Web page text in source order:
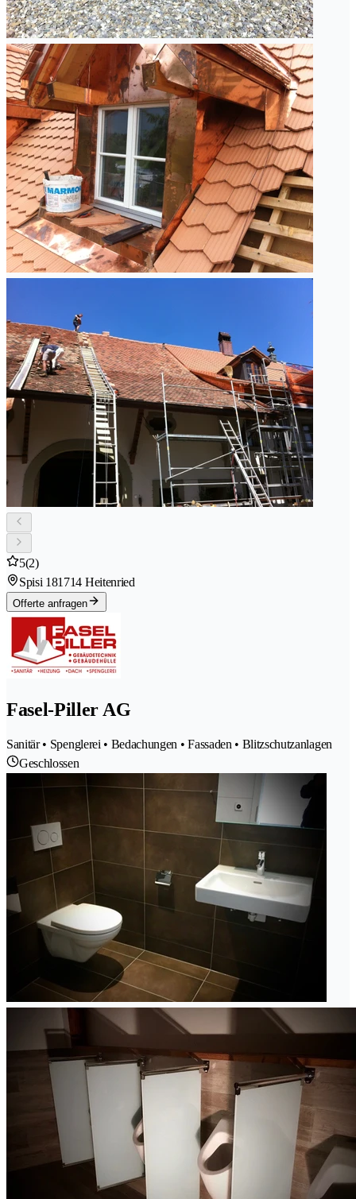
5(2)
Spisi 181714 Heitenried
Offerte anfragen
Fasel-Piller AG
Sanitär • Spenglerei • Bedachungen • Fassaden • Blitzschutzanlagen
Geschlossen